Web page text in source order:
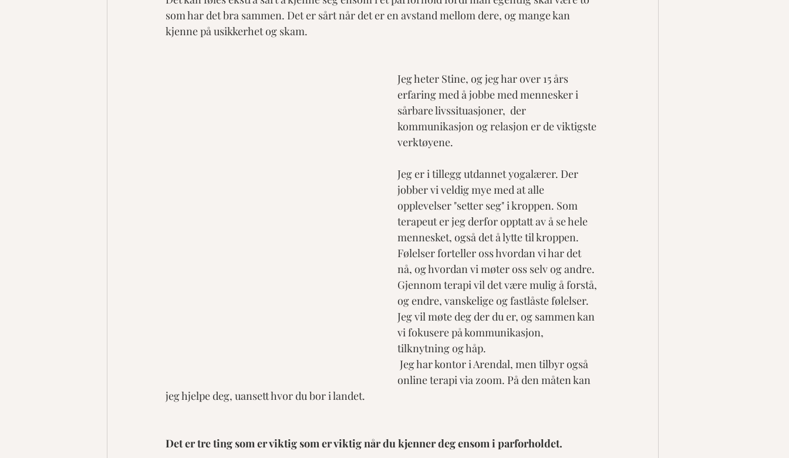
som har det bra sammen. Det er sårt når det er en avstand mellom dere, og mange kan
kjenne på usikkerhet og skam.
Jeg heter Stine, og jeg har over 15 års
erfaring med å jobbe med mennesker i
sårbare livssituasjoner,  der
kommunikasjon og relasjon er de viktigste
verktøyene.
​​Jeg er i tillegg utdannet yogalærer. Der
jobber vi veldig mye med at alle
opplevelser "setter seg" i kroppen. Som
terapeut er jeg derfor opptatt av å se hele
mennesket, også det å lytte til kroppen.
Følelser forteller oss hvordan vi har det
nå, og hvordan vi møter oss selv og andre.
Gjennom terapi vil det være mulig å forstå,
og endre, vanskelige og fastlåste følelser.
Jeg vil møte deg der du er, og sammen kan
vi fokusere på kommunikasjon,
tilknytning og håp.
​ Jeg har kontor i Arendal, men tilbyr også
online terapi via zoom. På den måten kan
jeg hjelpe deg, uansett hvor du bor i landet.
Det er tre ting som er viktig som er viktig når du kjenner deg ensom i parforholdet.